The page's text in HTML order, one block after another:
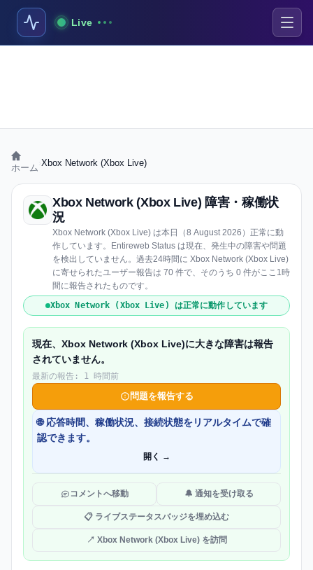
Live
ホーム Xbox Network (Xbox Live)
Xbox Network (Xbox Live) 障害・稼働状
況
Xbox Network (Xbox Live) は本日（8 August 2026）正常に動
作しています。Entireweb Status は現在、発生中の障害や問題
を検出していません。過去24時間に Xbox Network (Xbox Live)
に寄せられたユーザー報告は 70 件で、そのうち 0 件がここ1時
間に報告されたものです。
Xbox Network (Xbox Live) は正常に動作しています
現在、Xbox Network (Xbox Live)に大きな障害は報告
されていません。
最新の報告: 1 時間前
問題を報告する
🌐 応答時間、稼働状況、接続状態をリアルタイムで確
認できます。
開く →
コメントへ移動 🔔 通知を受け取る
📋 ライブステータスバッジを埋め込む
↗ Xbox Network (Xbox Live) を訪問